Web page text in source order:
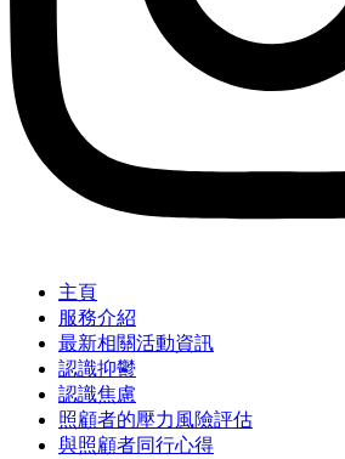
主頁
服務介紹
最新相關活動資訊
認識抑鬱
認識焦慮
照顧者的壓力風險評估
與照顧者同行心得